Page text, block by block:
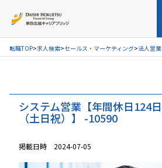
お問い合せ
転職TOP 求人検索 セールス・マーケティング 法人営業
システム営業【年間休日124
（土日祝）】 -10590
掲載日時 2024-07-05